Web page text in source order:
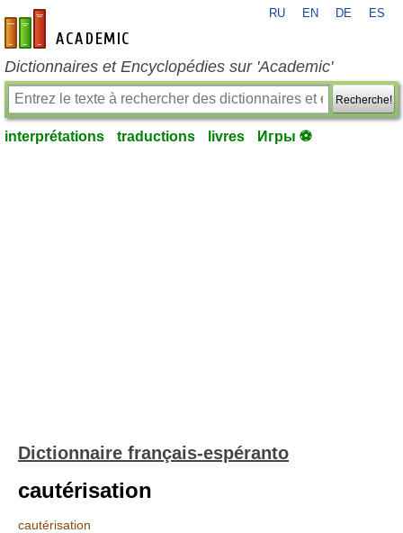
fr-academic.com
RU EN DE ES
Dictionnaires et Encyclopédies sur 'Academic'
Recherche!
interprétations traductions livres Игры ⚽
Dictionnaire français-espéranto
cautérisation
cautérisation